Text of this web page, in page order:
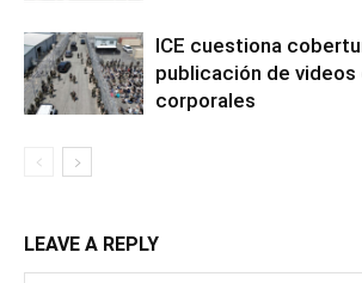
ICE cuestiona
publicación de videos
corporales
LEAVE A REPLY